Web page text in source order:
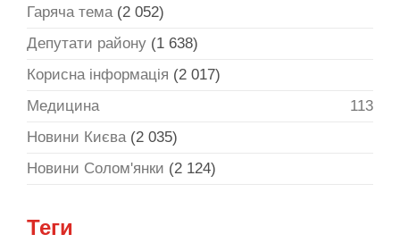
Гаряча тема(2 052)
Депутати району (1 638)
Корисна інформація (2 017)
Медицина
113
Новини Києва(2 035)
Новини Солом'янки (2 124)
Теги